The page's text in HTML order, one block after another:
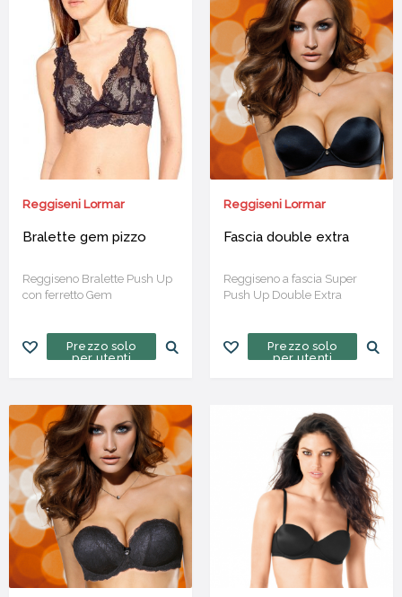
Reggiseni Lormar
Bralette gem pizzo
Reggiseno Bralette Push Up
con ferretto Gem
Prezzo solo
per utenti
Reggiseni Lormar
Fascia double extra
Reggiseno a fascia Super
Push Up Double Extra
Prezzo solo
per utenti